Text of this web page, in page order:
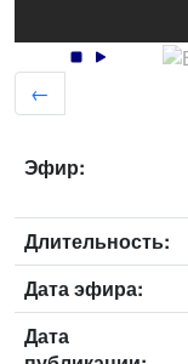
←
Эфир:
Длительность:
Дата эфира:
Дата